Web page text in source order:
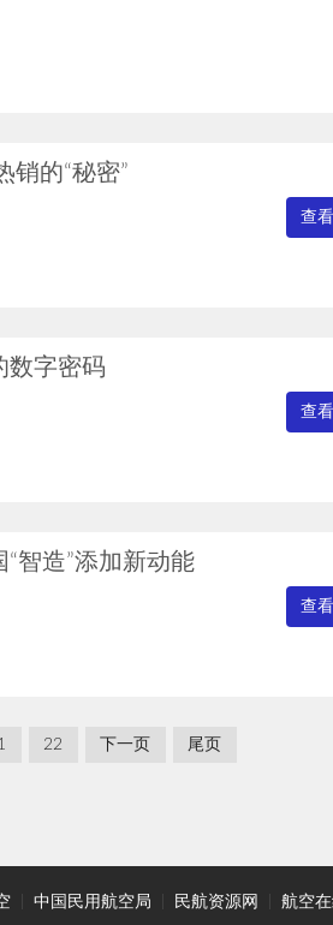
销的“秘密”
查
数字密码
查
智造”添加新动能
查
22 下一页 尾页
中国民用航空局 民航资源网 航空